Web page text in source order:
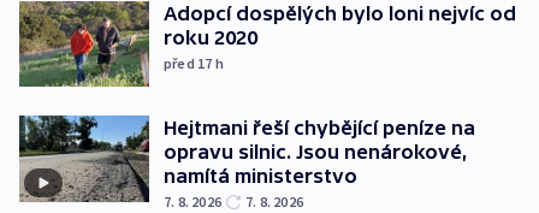
Adopcí dospělých bylo loni nejvíc od
roku 2020
před 17 h
Hejtmani řeší chybějící peníze na
opravu silnic. Jsou nenárokové,
namítá ministerstvo
7. 8. 2026 7. 8. 2026